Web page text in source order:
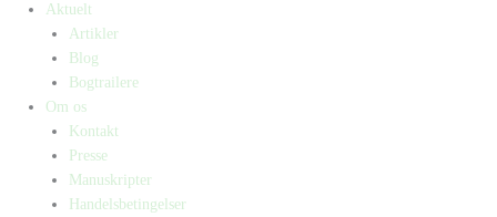
Aktuelt
Artikler
Blog
Bogtrailere
Om os
Kontakt
Presse
Manuskripter
Handelsbetingelser